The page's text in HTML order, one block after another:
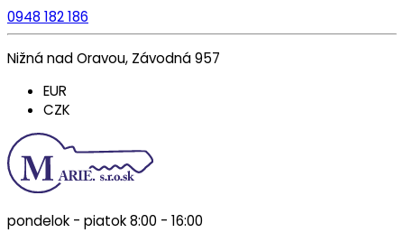
0948 182 186
Nižná nad Oravou, Závodná 957
EUR
CZK
pondelok - piatok 8:00 - 16:00